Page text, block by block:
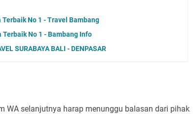
No 1 - Travel Bambang
No 1 - Bambang Info
SURABAYA BALI - DENPASAR
WA selanjutnya harap menunggu balasan dari pihak